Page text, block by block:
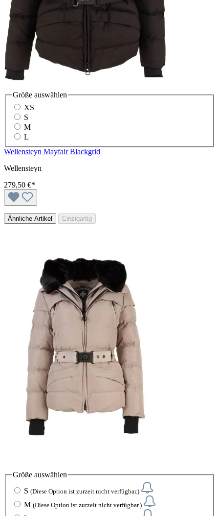
Größe auswählen
XS
S
M
L
Wellensteyn Mayfair Blackgrid
Wellensteyn
279,50 €*
Ähnliche Artikel Einzigartig
Größe auswählen
S (Diese Option ist zurzeit nicht verfügbar.)
M (Diese Option ist zurzeit nicht verfügbar.)